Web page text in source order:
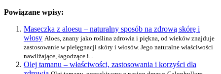
Powiązane wpisy:
Maseczka z aloesu – naturalny sposób na zdrową skórę i
włosy Aloes, znany jako roślina zdrowia i piękna, od wieków znajduje
zastosowanie w pielęgnacji skóry i włosów. Jego naturalne właściwości
nawilżające, łagodzące i...
Olej tamanu – właściwości, zastosowania i korzyści dla